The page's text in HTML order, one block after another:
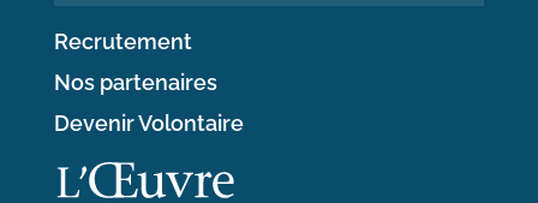
Recrutement
Nos partenaires
Devenir Volontaire